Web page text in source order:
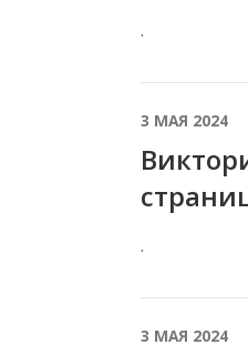
.
3 МАЯ 2024
.
3 МАЯ 2024